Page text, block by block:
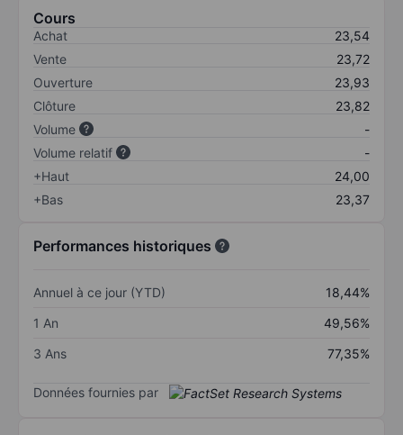
Cours
Achat
23,54
Vente
23,72
Ouverture
23,93
Clôture
23,82
Volume
-
Volume relatif
-
+Haut
24,00
+Bas
23,37
Performances historiques
Annuel à ce jour (YTD)
18,44%
1 An
49,56%
3 Ans
77,35%
Données fournies par